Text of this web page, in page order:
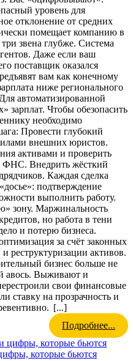
уровень для
отклонение от средних
помещает компанию в
звена глубже. Система
Даже если ваш
поставщик оказался
вам как конечному
ниже регионального
автоматизированной
зарплат. Чтобы обезопасить
необходимо
Провести глубокий
внешних юристов.
активами и проверить
ФНС. Внедрить жёсткий
Каждая сделка
подтверждение
выполнить работу.
зону. Маржинальность
но работа в тени
и потерю бизнеса.
за счёт законных
реструктуризации активов.
бизнес больше не
авось. Выживают и
свои финансовые
ставку на прозрачность и
[...]
Подробнее...
которые бьются